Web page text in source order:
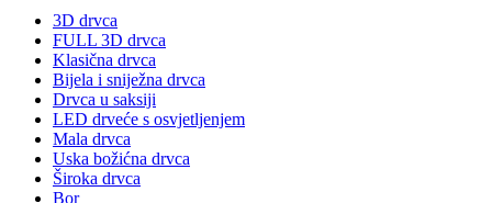
3D drvca
FULL 3D drvca
Klasična drvca
Bijela i sniježna drvca
Drvca u saksiji
LED drveće s osvjetljenjem
Mala drvca
Uska božićna drvca
Široka drvca
Bor